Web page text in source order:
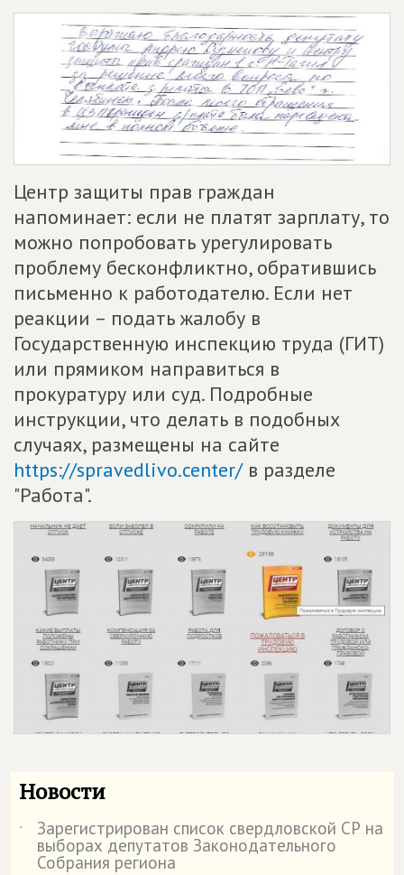
Центр защиты прав граждан
напоминает: если не платят зарплату, то
можно попробовать урегулировать
проблему бесконфликтно, обратившись
письменно к работодателю. Если нет
реакции – подать жалобу в
Государственную инспекцию труда (ГИТ)
или прямиком направиться в
прокуратуру или суд. Подробные
инструкции, что делать в подобных
случаях, размещены на сайте
https://spravedlivo.center/в разделе
"Работа".
Новости
˙ Зарегистрирован список свердловской СР на
выборах депутатов Законодательного
Собрания региона